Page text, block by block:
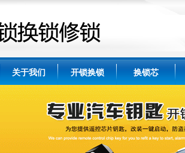
关于我们 开锁换锁 换锁芯